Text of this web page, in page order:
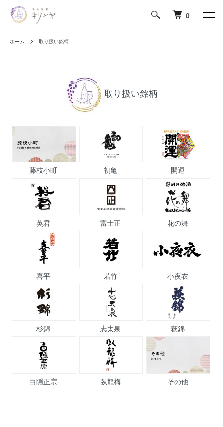
0
ホーム 取り扱い銘柄
取り扱い銘柄
藤枝小町 初亀 開運
英君 富士正 花の舞
喜平 若竹 小夜衣
杉錦 志太泉 萩錦
白隠正宗 臥龍梅 その他